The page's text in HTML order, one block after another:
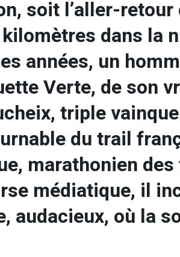
soit l’aller-
dans la
années, un
Verte, de son
triple
du trail
marathonien
médiatique, il
audacieux, où la